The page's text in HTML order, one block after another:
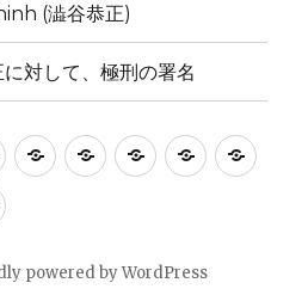
(澁谷恭正)
対して、極刑の署名
リ
ん
記
お
わ
giai 104
オ
オ
ラpowered by WordPress